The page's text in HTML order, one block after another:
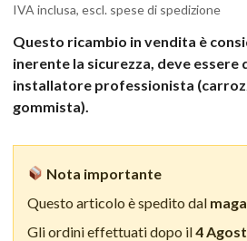
IVA inclusa, escl. spese di spedizione
Questo ricambio in vendita è
inerente la sicurezza, deve
installatore professionista
gommista).
Nota importante
Questo articolo è spedito dal
Gli ordini effettuati dopo il4